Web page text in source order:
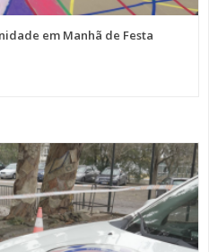
em Manhã de Festa